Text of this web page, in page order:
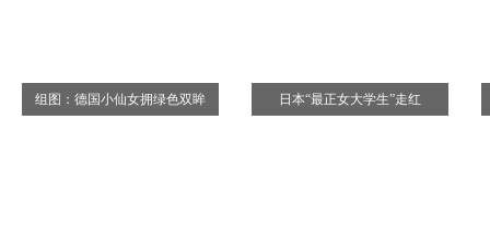
组图：德国小仙女拥绿色双眸 日本“最正女大学生”走红